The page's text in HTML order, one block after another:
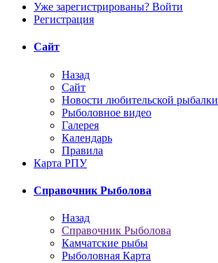
Уже зарегистрированы? Войти
Регистрация
Сайт
Назад
Сайт
Новости любительской рыбалки
Рыболовное видео
Галерея
Календарь
Правила
Карта РПУ
Справочник Рыболова
Назад
Справочник Рыболова
Камчатские рыбы
Рыболовная Карта